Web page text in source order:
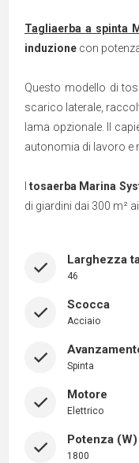
Tagliaerba a spinta
induzione con
Questo modello di
scarico laterale,
lama opzionale. Il
autonomia di lavoro e
Itosaerba Marina
di giardini dai 300 m² ai
Larghezza
46
Scocca
Acciaio
Spinta
Motore
Elettrico
Potenza (W)
1800